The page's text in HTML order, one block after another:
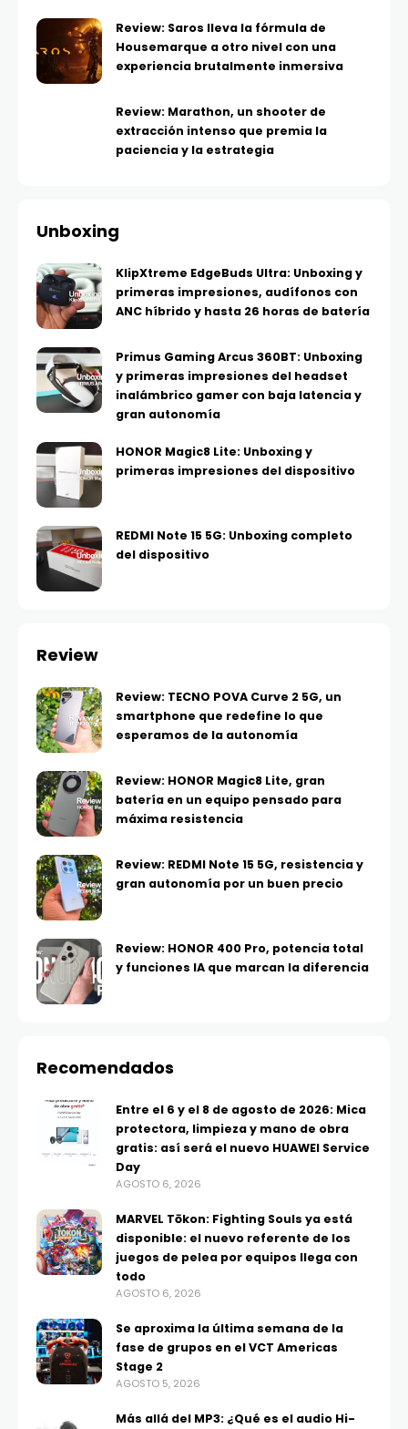
Review: Saros lleva la fórmula de
Housemarque a otro nivel con una
experiencia brutalmente inmersiva
Review: Marathon, un shooter de
extracción intenso que premia la
paciencia y la estrategia
Unboxing
KlipXtreme EdgeBuds Ultra: Unboxing y
primeras impresiones, audífonos con
ANC híbrido y hasta 26 horas de batería
Primus Gaming Arcus 360BT: Unboxing
y primeras impresiones del headset
inalámbrico gamer con baja latencia y
gran autonomía
HONOR Magic8 Lite: Unboxing y
primeras impresiones del dispositivo
REDMI Note 15 5G: Unboxing completo
del dispositivo
Review
Review: TECNO POVA Curve 2 5G, un
smartphone que redefine lo que
esperamos de la autonomía
Review: HONOR Magic8 Lite, gran
batería en un equipo pensado para
máxima resistencia
Review: REDMI Note 15 5G, resistencia y
gran autonomía por un buen precio
Review: HONOR 400 Pro, potencia total
y funciones IA que marcan la diferencia
Recomendados
Entre el 6 y el 8 de agosto de 2026: Mica
protectora, limpieza y mano de obra
gratis: así será el nuevo HUAWEI Service
Day
AGOSTO 6, 2026
MARVEL Tōkon: Fighting Souls ya está
disponible: el nuevo referente de los
juegos de pelea por equipos llega con
todo
AGOSTO 6, 2026
Se aproxima la última semana de la
fase de grupos en el VCT Americas
Stage 2
AGOSTO 5, 2026
Más allá del MP3: ¿Qué es el audio Hi-